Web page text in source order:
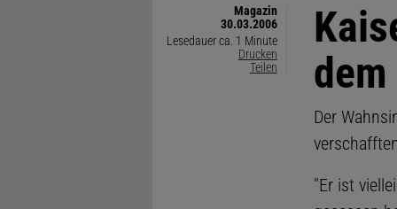
Magazin
30.03.2006
Lesedauer ca. 1 Minute
Drucken
Teilen
Der
"Er ist